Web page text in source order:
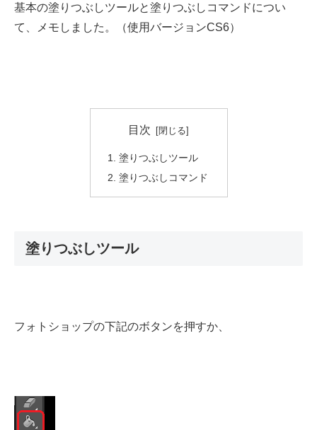
基本の塗りつぶしツールと塗りつぶしコマンドについ
て、メモしました。（使用バージョンCS6）
目次
塗りつぶしツール
塗りつぶしコマンド
塗りつぶしツール
フォトショップの下記のボタンを押すか、